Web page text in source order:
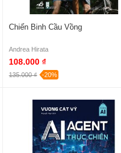
Chiến Binh Cầu Vồng
Andrea Hirata
108.000 ₫
135.000 ₫ -20%